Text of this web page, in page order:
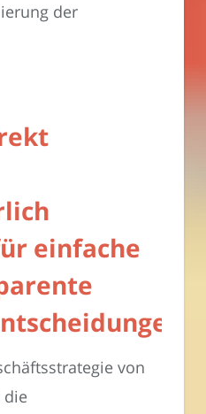
der
einfache
von
die